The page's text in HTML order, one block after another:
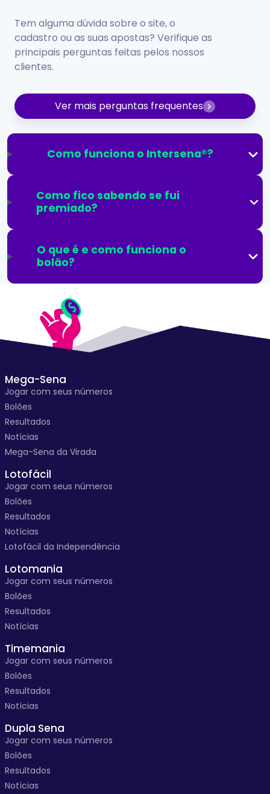
Tem alguma dúvida sobre o site, o
cadastro ou as suas apostas? Verifique as
principais perguntas feitas pelos nossos
clientes.
Ver mais perguntas frequentes
Como funciona o Intersena®?
Como fico sabendo se fui
premiado?
O que é e como funciona o
bolão?
Mega-Sena
Jogar com seus números
Bolões
Resultados
Notícias
Mega-Sena da Virada
Lotofácil
Jogar com seus números
Bolões
Resultados
Notícias
Lotofácil da Independência
Lotomania
Jogar com seus números
Bolões
Resultados
Notícias
Timemania
Jogar com seus números
Bolões
Resultados
Notícias
Dupla Sena
Jogar com seus números
Bolões
Resultados
Notícias